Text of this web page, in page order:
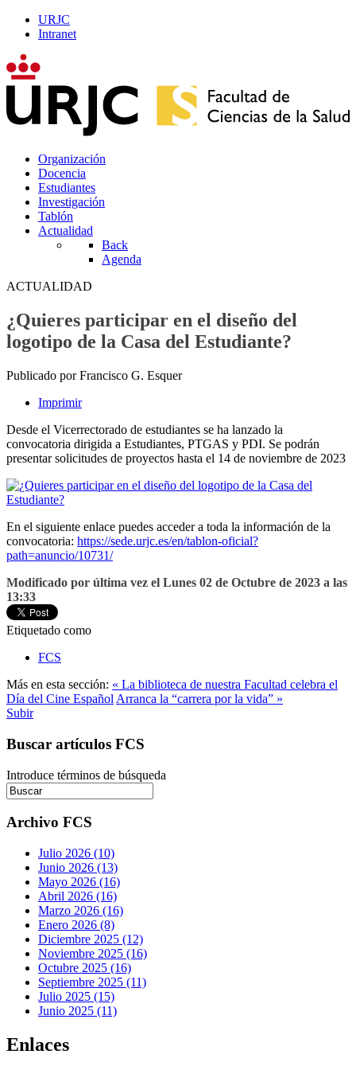
URJC
Intranet
Organización
Docencia
Estudiantes
Investigación
Tablón
Actualidad
Back
Agenda
ACTUALIDAD
¿Quieres participar en el diseño del
logotipo de la Casa del Estudiante?
Publicado por Francisco G. Esquer
Imprimir
Desde el Vicerrectorado de estudiantes se ha lanzado la
convocatoria dirigida a Estudiantes, PTGAS y PDI. Se podrán
presentar solicitudes de proyectos hasta el 14 de noviembre de 2023
En el siguiente enlace puedes acceder a toda la información de la
convocatoria: https://sede.urjc.es/en/tablon-oficial?
path=anuncio/10731/
Modificado por última vez el Lunes 02 de Octubre de 2023 a las
13:33
Etiquetado como
FCS
Más en esta sección: « La biblioteca de nuestra Facultad celebra el
Día del Cine Español Arranca la “carrera por la vida” »
Subir
Buscar artículos FCS
Introduce términos de búsqueda
Archivo FCS
Julio 2026 (10)
Junio 2026 (13)
Mayo 2026 (16)
Abril 2026 (16)
Marzo 2026 (16)
Enero 2026 (8)
Diciembre 2025 (12)
Noviembre 2025 (16)
Octubre 2025 (16)
Septiembre 2025 (11)
Julio 2025 (15)
Junio 2025 (11)
Enlaces